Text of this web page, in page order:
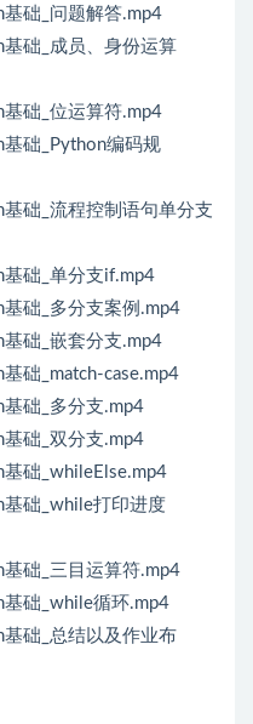
础_问题解答.mp4
础_成员、身份运算
础_位运算符.mp4
础_Python编码规
础_流程控制语句单分支
础_单分支if.mp4
础_多分支案例.mp4
础_嵌套分支.mp4
础_match-case.mp4
础_多分支.mp4
础_双分支.mp4
础_whileElse.mp4
础_while打印进度
础_三目运算符.mp4
础_while循环.mp4
础_总结以及作业布